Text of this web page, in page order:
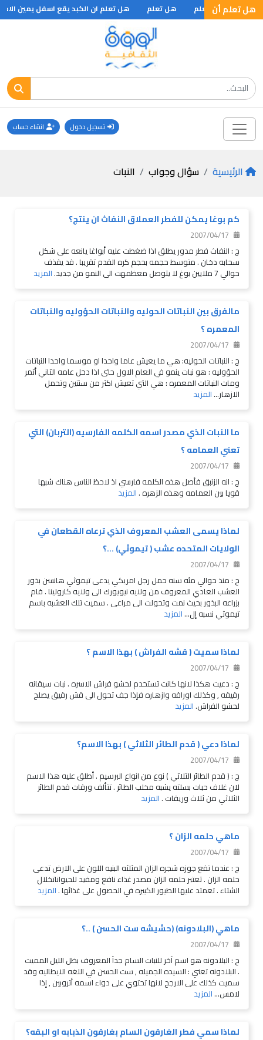
هل تعلم أن
.. ؟ تعلم هل تعلم هل تعلم ان الكبد يقع اسفل يمين
تسجيل دخول انشاء حساب
الرئيسية سؤال وجواب النبات
كم بوغا يمكن للفطر العملاق النفاث ان ينتج؟
2007/04/17
ج : النفاث فطر مدور يطلق اذا ضغطت عليه أبواغا يانعه على شكل
سحابه دخان . متوسط حجمه بحجم كره القدم تقريبا . قد يقذف
حوالي 7 ملايين بوغ لا يتوصل معظمهت الى النمو من جديد. المزيد
مالفرق بين النباتات الحوليه والنباتات الحؤوليه والنباتات
المعمره ؟
2007/04/17
ج : النباتات الحوليه: هي ما يعيش عاما واحدا او موسما واحدا النباتات
الحؤوليه : هو نبات ينمو في العام الاول حتى اذا دخل عامه الثاني أثمر
ومات النباتات المعمره : هي التي تعيش اكثر من سنتين وتحمل
الازهار...المزيد
ما النبات الذي مصدر اسمه الكلمه الفارسيه (التربان) التي
تعني العمامه ؟
2007/04/17
ج : انه الزنبق فأصل هذه الكلمه فارسي اذ لاحظ الناس هناك شبها
قويا بين العمامه وهذه الزهره .المزيد
لماذا يسمى العشب المعروف الذي ترعاه القطعان في
الولايات المتحده عشب ( تيموثي) ...؟
2007/04/17
ج : منذ حوالي مئه سنه حمل رجل امريكي يدعى تيموثي هانسن بذور
العشب العادي المعروف من ولايه نيويورك الى ولايه كارولينا . قام
بزراعه البذور بحيث نمت وتحولت الى مراعى . سميت تلك العشبه باسم
تيموثي نسبه إل...المزيد
لماذا سميت ( قشه الفراش ) بهذا الاسم ؟
2007/04/17
ج : دعيت هكذا لانها كانت تستخدم لحشو فراش الاسره . نبات سيقانه
رقيقه , وكذلك اوراقه وازهاره فإذا جف تحول الى قش رقيق يصلح
لحشو الفراش.المزيد
لماذا دعي ( قدم الطائر الثلاثي ) بهذا الاسم؟
2007/04/17
ج : ( قدم الطائر الثلاثي ) نوع من انواع البرسيم . أطلق عليه هذا الاسم
لان غلاف حبات بسلته يشبه مخلب الطائر . تتألف ورقات قدم الطائر
الثلاثي من ثلاث وريقات .المزيد
ماهي حلمه الزان ؟
2007/04/17
ج : عندما تقع جوزه شجره الزان المثلثه البنيه اللون على الارض تدعى
حلمه الزان . تعتبر حلمه الزان مصدر غذاء نافع ومفيد للحيواناتخلال
الشتاء . تعمتد عليها الطيور الكبيره في الحصول على غذائها .المزيد
ماهي (البلادونه) (حشيشه ست الحسن ) ..؟
2007/04/17
ج : البلادونه هو اسم آخر للنبات السام جدآ المعروف بظل الليل المميت
. البلادونه تعني : السيده الجميله , ست الحسن في اللغه الايطاليه وقد
سميت كذلك على الارجح لانها تحتوي على دواء اسمه أتروبين , إذا
لامس...المزيد
لماذا سمي فطر الغارقون السام بغارقون الذبابه او البقه؟